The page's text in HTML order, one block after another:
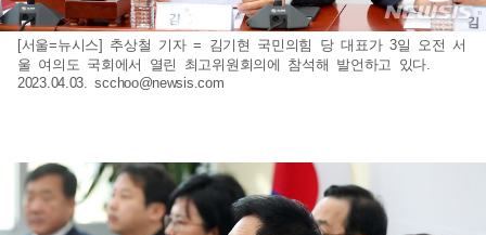
[서울=뉴시스] 추상철 기자 = 김기현 국민의힘 당 대표가 3일 오전 서
울 여의도 국회에서 열린 최고위원회의에 참석해 발언하고 있다.
2023.04.03.scchoo@newsis.com